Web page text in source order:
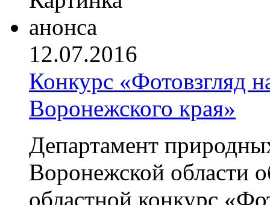
12.07.2016
Конкурс «Фотовзгляд
Воронежского края»
Департамент
Воронежской области
областной конкурс